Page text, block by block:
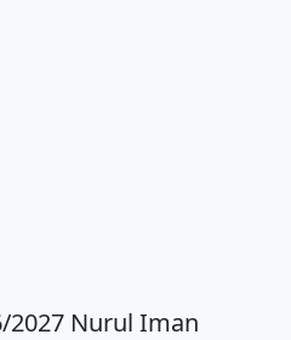
2027 Nurul Iman